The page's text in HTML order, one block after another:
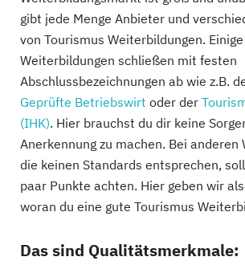
gibt jede Menge Anbieter und
von Tourismus Weiterbildungen. Einige
Weiterbildungen schließen mit festen
Abschlussbezeichnungen ab wie z.B.
Geprüfte Betriebswirt oder der
(IHK). Hier brauchst du dir keine
Anerkennung zu machen. Bei anderen
die keinen Standards entsprechen,
paar Punkte achten. Hier geben wir
woran du eine gute Tourismus
Das sind Qualitätsmerkmale: